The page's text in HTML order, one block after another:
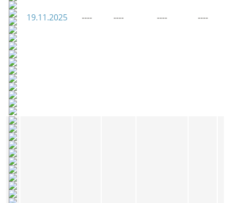
19.11.2025 ---- ---- ---- ----